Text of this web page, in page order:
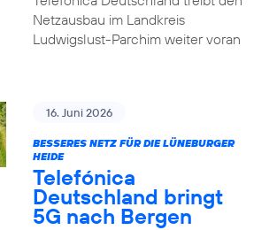
Netzausbau im Landkreis
Ludwigslust-Parchim weiter voran
16. Juni 2026
BESSERES NETZ FÜR DIE LÜNEBURGER
HEIDE
Telefónica
Deutschland bringt
5G nach Bergen